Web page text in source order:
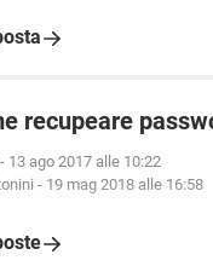
recupeare
- 13 ago 2017 alle 10:22
- 19 mag 2018 alle 16:58